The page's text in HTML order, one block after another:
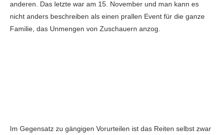
anderen. Das letzte war am 15. November und man kann es
nicht anders beschreiben als einen prallen Event für die ganze
Familie, das Unmengen von Zuschauern anzog.
Im Gegensatz zu gängigen Vorurteilen ist das Reiten selbst zwar